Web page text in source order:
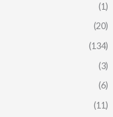
(1)
(20)
(134)
(3)
(6)
(11)